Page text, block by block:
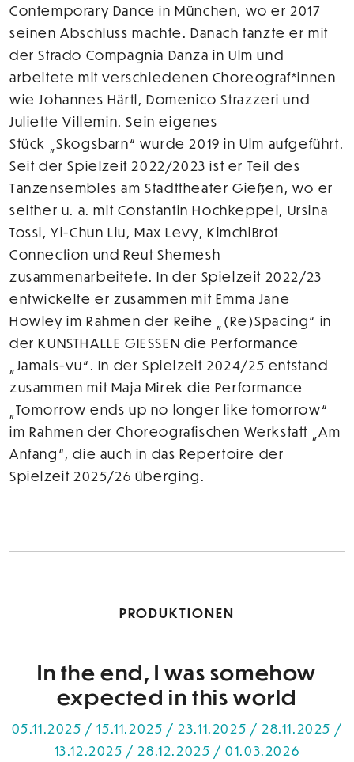
Contemporary Dance in München, wo er 2017
seinen Abschluss machte. Danach tanzte er mit
der Strado Compagnia Danza in Ulm und
arbeitete mit verschiedenen Choreograf*innen
wie Johannes Härtl, Domenico Strazzeri und
Juliette Villemin. Sein eigenes
Stück „Skogsbarn“ wurde 2019 in Ulm aufgeführt.
Seit der Spielzeit 2022/2023 ist er Teil des
Tanzensembles am Stadttheater Gießen, wo er
seither u. a. mit Constantin Hochkeppel, Ursina
Tossi, Yi-Chun Liu, Max Levy, KimchiBrot
Connection und Reut Shemesh
zusammenarbeitete. In der Spielzeit 2022/23
entwickelte er zusammen mit Emma Jane
Howley im Rahmen der Reihe „(Re)Spacing“ in
der KUNSTHALLE GIESSEN die Performance
„Jamais-vu“. In der Spielzeit 2024/25 entstand
zusammen mit Maja Mirek die Performance
„Tomorrow ends up no longer like tomorrow“
im Rahmen der Choreografischen Werkstatt „Am
Anfang“, die auch in das Repertoire der
Spielzeit 2025/26 überging.
PRODUKTIONEN
In the end, I was somehow
expected in this world
05.11.2025 / 15.11.2025 / 23.11.2025 / 28.11.2025 /
13.12.2025 / 28.12.2025 / 01.03.2026